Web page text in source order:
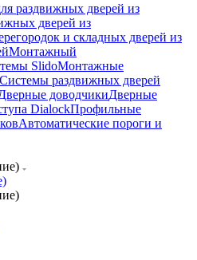
раздвижных дверей из
дверей из
и складных дверей из
Монтажный
SlidoМонтажные
Системы раздвижных дверей
доводчикиДверные
DialockПрофильные
Автоматические пороги и